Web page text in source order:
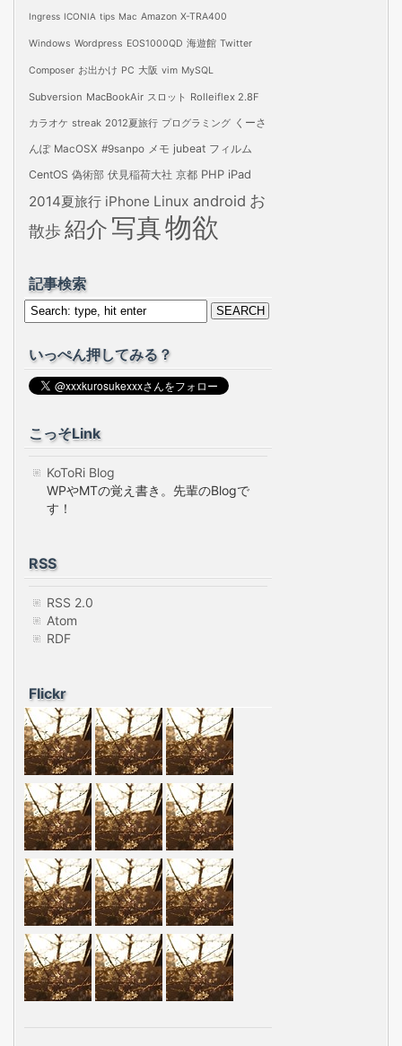
Ingress ICONIA tips Mac Amazon X-TRA400
Windows Wordpress EOS1000QD 海遊館 Twitter
Composer お出かけ PC 大阪 vim MySQL
Subversion MacBookAir スロット Rolleiflex 2.8F
カラオケ streak 2012夏旅行 プログラミング くーさ
んぽ MacOSX #9sanpo メモ jubeat フィルム
CentOS 偽術部 伏見稲荷大社 京都 PHP iPad
2014夏旅行 iPhone Linux android お
散歩紹介 写真物欲
記事検索
いっぺん押してみる？
こっそLink
KoToRi Blog
WPやMTの覚え書き。先輩のBlogで
す！
RSS
RSS 2.0
Atom
RDF
Flickr